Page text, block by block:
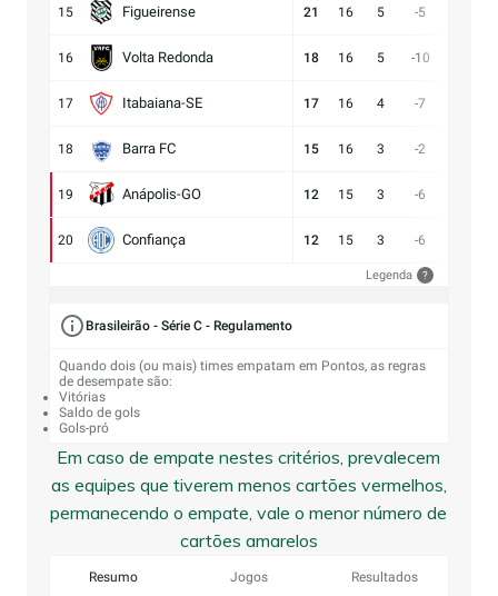
15 Figueirense 21 16 5 -5
16 Volta Redonda 18 16 5 -10
17 Itabaiana-SE 17 16 4 -7
18 Barra FC 15 16 3 -2
19 Anápolis-GO 12 15 3 -6
20 Confiança 12 15 3 -6
Legenda ?
Brasileirão - Série C - Regulamento
Quando dois (ou mais) times empatam em Pontos, as regras
de desempate são:
Vitórias
Saldo de gols
Gols-pró
Em caso de empate nestes critérios, prevalecem
as equipes que tiverem menos cartões vermelhos,
permanecendo o empate, vale o menor número de
cartões amarelos
Resumo Jogos Resultados